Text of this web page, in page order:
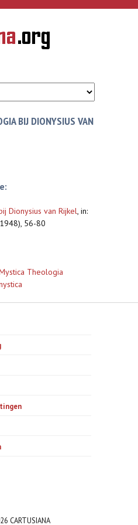
BIJ DIONYSIUS VAN
Dionysius van Rijkel, in:
56-80
Theologia
CARTUSIANA